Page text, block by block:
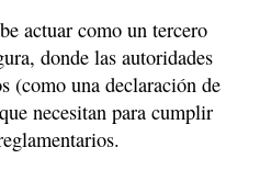
actuar como un tercero
donde las autoridades
(como una declaración de
necesitan para cumplir